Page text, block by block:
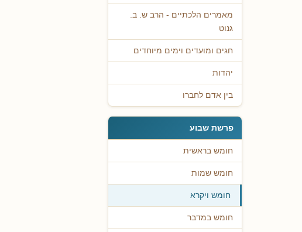
מאמרים הלכתיים - הרב ש. ב.
גנוט
חגים ומועדים וימים מיוחדים
יהדות
בין אדם לחברו
פרשת שבוע
חומש בראשית
חומש שמות
חומש ויקרא
חומש במדבר